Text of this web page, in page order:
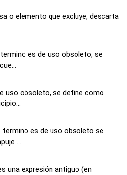
o elemento que excluye, descarta
es de uso obsoleto, se
uso obsoleto, se define como
termino es de uso obsoleto se
...
una expresión antiguo (en